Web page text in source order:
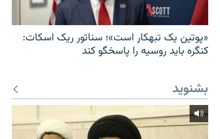
«پوتین یک تبهکار است»؛ سناتور ریک اسکات:
کنگره باید روسیه را پاسخگو کند
بشنوید